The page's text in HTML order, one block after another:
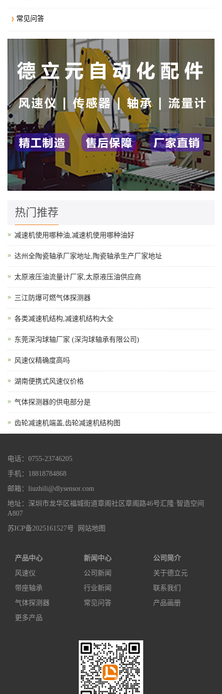
常见问答
热门推荐
减速机使用哪种油,减速机使用哪种油好
达州全陶瓷轴承厂家地址,陶瓷轴承生产厂家地址
太原液压油流量计厂家,太原液压油供应商
三江防爆可燃气体探测器
各类减速机结构,减速机结构大全
东莞深沟球轴厂家 (深沟球轴承有限公司)
风速仪精确度高吗
湖南便携式风速仪价格
气体探测器的供电部分是
齿轮减速机端盖,齿轮减速机结构图
电话：0755-23746205
手机：18818784868
邮箱：liuzhili@dlysensor.com
地址：深圳市龙华区福城街道章阁社区章阁路46号汇隆·智造空间
A807
苏ICP备2025161527号
网站地图
产品中心
风速仪
带座轴承
气体探测器
更多产品
新闻中心
公司新闻
行业新闻
常见问答
公司简介
关于德立元
联系我们
产品画册